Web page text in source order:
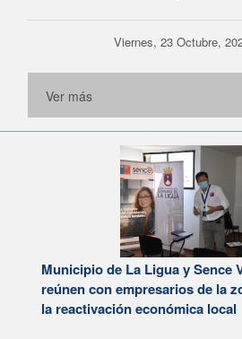
Viernes, 23 Octubre,
Ver más
Municipio de La Ligua y Sence
reúnen con empresarios de la
la reactivación económica local